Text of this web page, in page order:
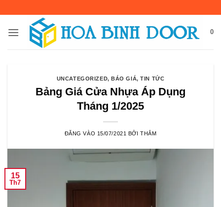
nội
0
UNCATEGORIZED,BÁO GIÁ,TIN TỨC
Bảng Giá Cửa Nhựa Áp Dụng
Tháng 1/2025
ĐĂNG VÀO 15/07/2021 BỞITHẮM
15
Th7